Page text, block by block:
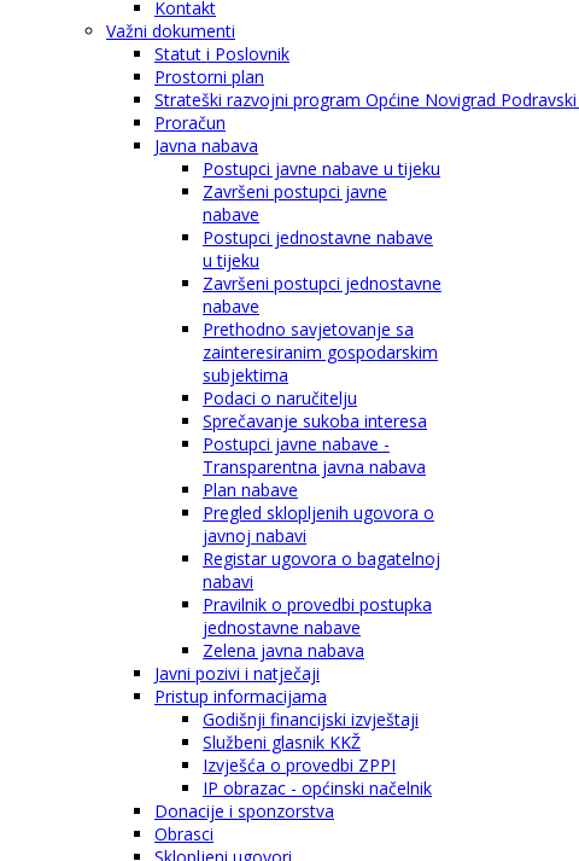
Kontakt
Važni dokumenti
Statut i Poslovnik
Prostorni plan
Strateški razvojni program Općine Novigrad
Proračun
Javna nabava
Postupci javne nabave u tijeku
Završeni postupci javne
nabave
Postupci jednostavne nabave
u tijeku
Završeni postupci jednostavne
nabave
Prethodno savjetovanje sa
zainteresiranim gospodarskim
subjektima
Podaci o naručitelju
Sprečavanje sukoba interesa
Postupci javne nabave -
Transparentna javna nabava
Plan nabave
Pregled sklopljenih ugovora o
javnoj nabavi
Registar ugovora o bagatelnoj
nabavi
Pravilnik o provedbi postupka
jednostavne nabave
Zelena javna nabava
Javni pozivi i natječaji
Pristup informacijama
Godišnji financijski izvještaji
Službeni glasnik KKŽ
Izvješća o provedbi ZPPI
IP obrazac - općinski načelnik
Donacije i sponzorstva
Obrasci